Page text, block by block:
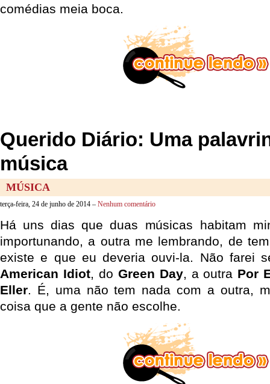
comédias meia boca.
Querido Diário: Uma
música
MÚSICA
terça-feira, 24 de junho de 2014 – Nenhum comentário
Há uns dias que duas músicas habitam
importunando, a outra me lembrando, de
existe e que eu deveria ouvi-la. Não farei
American Idiot, do Green Day, a outra Por
Eller. É, uma não tem nada com a outra,
coisa que a gente não escolhe.